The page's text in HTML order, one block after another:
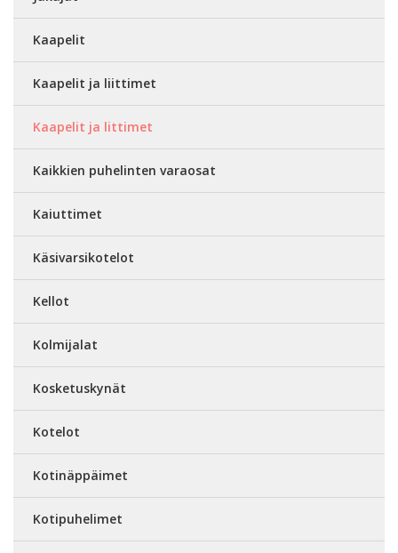
Kaapelit
Kaapelit ja liittimet
Kaapelit ja littimet
Kaikkien puhelinten varaosat
Kaiuttimet
Käsivarsikotelot
Kellot
Kolmijalat
Kosketuskynät
Kotelot
Kotinäppäimet
Kotipuhelimet